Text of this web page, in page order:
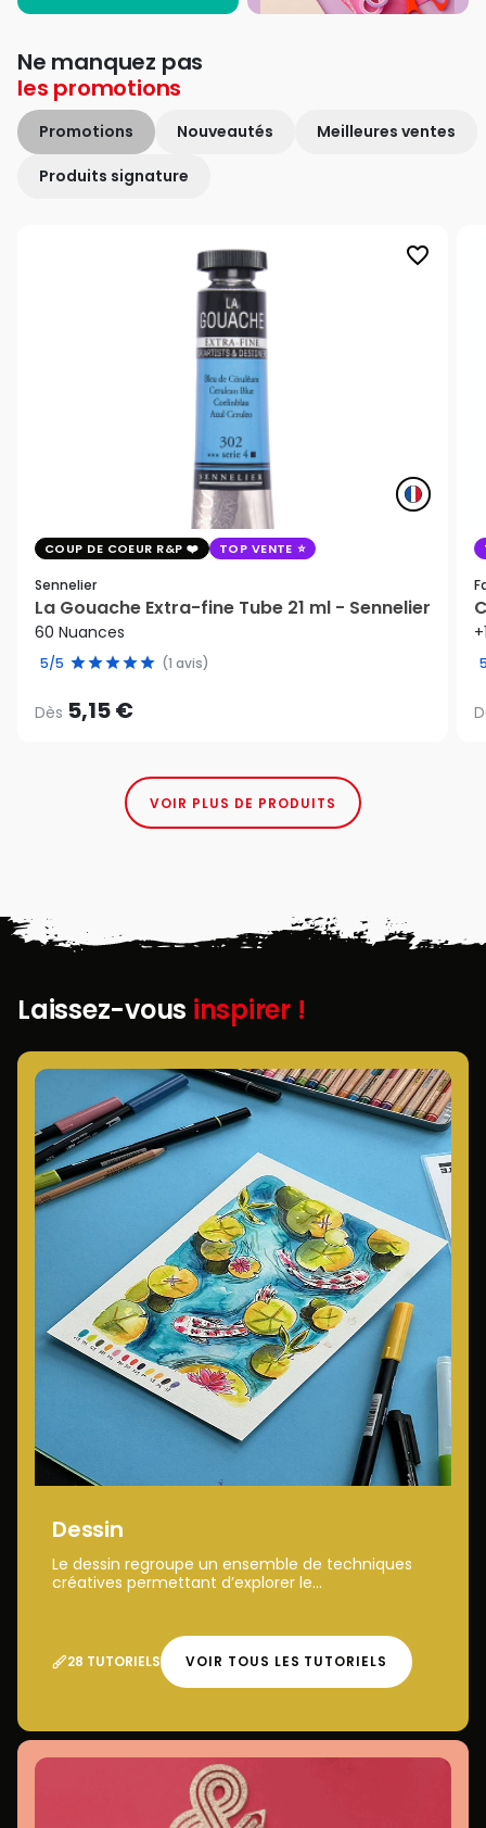
Ne manquez pas
les promotions
Promotions Nouveautés Meilleures ventes
Produits signature
favorite_border
COUP DE COEUR R&P TOP VENTE
Sennelier
La Gouache Extra-fine Tube 21 ml - Sennelier
60 Nuances
5/5 (1 avis)
Dès 5,15 €
VOIR PLUS DE PRODUITS
Laissez-vous inspirer !
Dessin
Le dessin regroupe un ensemble de techniques
créatives permettant d’explorer le...
28 TUTORIELS VOIR TOUS LES TUTORIELS